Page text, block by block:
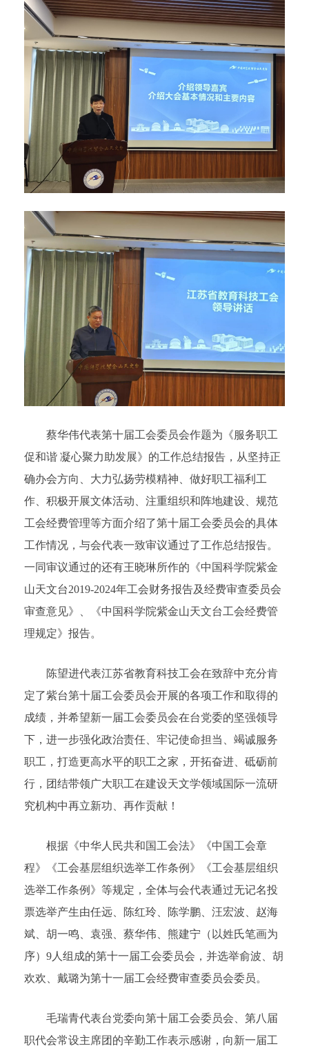
蔡华伟代表第十届工会委员会作题为《服务职工
促和谐 凝心聚力助发展》的工作总结报告，从坚持正
确办会方向、大力弘扬劳模精神、做好职工福利工
作、积极开展文体活动、注重组织和阵地建设、规范
工会经费管理等方面介绍了第十届工会委员会的具体
工作情况，与会代表一致审议通过了工作总结报告。
一同审议通过的还有王晓琳所作的《中国科学院紫金
山天文台2019-2024年工会财务报告及经费审查委员会
审查意见》、《中国科学院紫金山天文台工会经费管
理规定》报告。
陈望进代表江苏省教育科技工会在致辞中充分肯
定了紫台第十届工会委员会开展的各项工作和取得的
成绩，并希望新一届工会委员会在台党委的坚强领导
下，进一步强化政治责任、牢记使命担当、竭诚服务
职工，打造更高水平的职工之家，开拓奋进、砥砺前
行，团结带领广大职工在建设天文学领域国际一流研
究机构中再立新功、再作贡献！
根据《中华人民共和国工会法》《中国工会章
程》《工会基层组织选举工作条例》《工会基层组织
选举工作条例》等规定，全体与会代表通过无记名投
票选举产生由任远、陈红玲、陈学鹏、汪宏波、赵海
斌、胡一鸣、袁强、蔡华伟、熊建宁（以姓氏笔画为
序）9人组成的第十一届工会委员会，并选举俞波、胡
欢欢、戴璐为第十一届工会经费审查委员会委员。
毛瑞青代表台党委向第十届工会委员会、第八届
职代会常设主席团的辛勤工作表示感谢，向新一届工